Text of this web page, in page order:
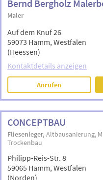
Bernd Bergholz
Maler
Auf dem Knuf 26
59073 Hamm, Westfalen
(Heessen)
Kontaktdetails anzeigen
Anrufen
CONCEPTBAU
Fliesenleger Altbausanierung
Trockenbau
Philipp-Reis-Str. 8
59065 Hamm, Westfalen
(Norden)